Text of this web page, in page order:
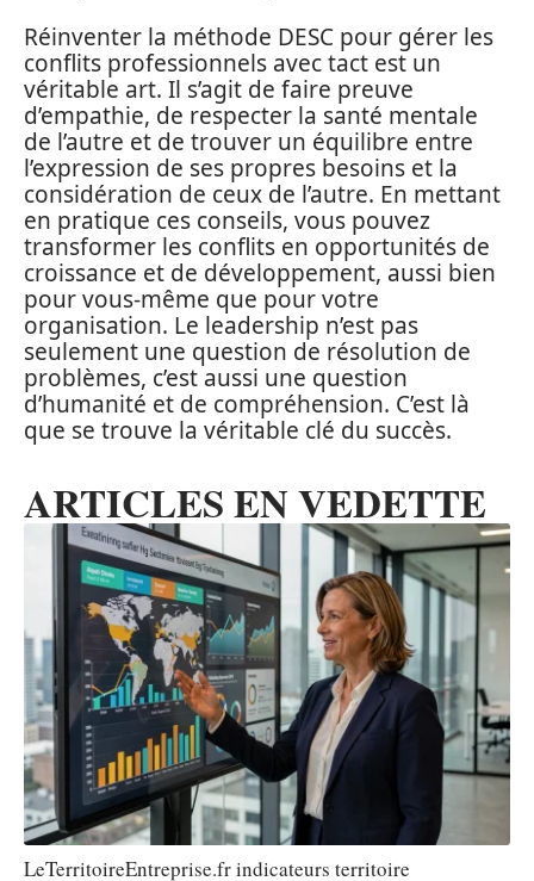
Réinventer la méthode DESC pour gérer les
conflits professionnels avec tact est un
véritable art. Il s’agit de faire preuve
d’empathie, de respecter la santé mentale
de l’autre et de trouver un équilibre entre
l’expression de ses propres besoins et la
considération de ceux de l’autre. En mettant
en pratique ces conseils, vous pouvez
transformer les conflits en opportunités de
croissance et de développement, aussi bien
pour vous-même que pour votre
organisation. Le leadership n’est pas
seulement une question de résolution de
problèmes, c’est aussi une question
d’humanité et de compréhension. C’est là
que se trouve la véritable clé du succès.
ARTICLES EN VEDETTE
LeTerritoireEntreprise.fr indicateurs territoire